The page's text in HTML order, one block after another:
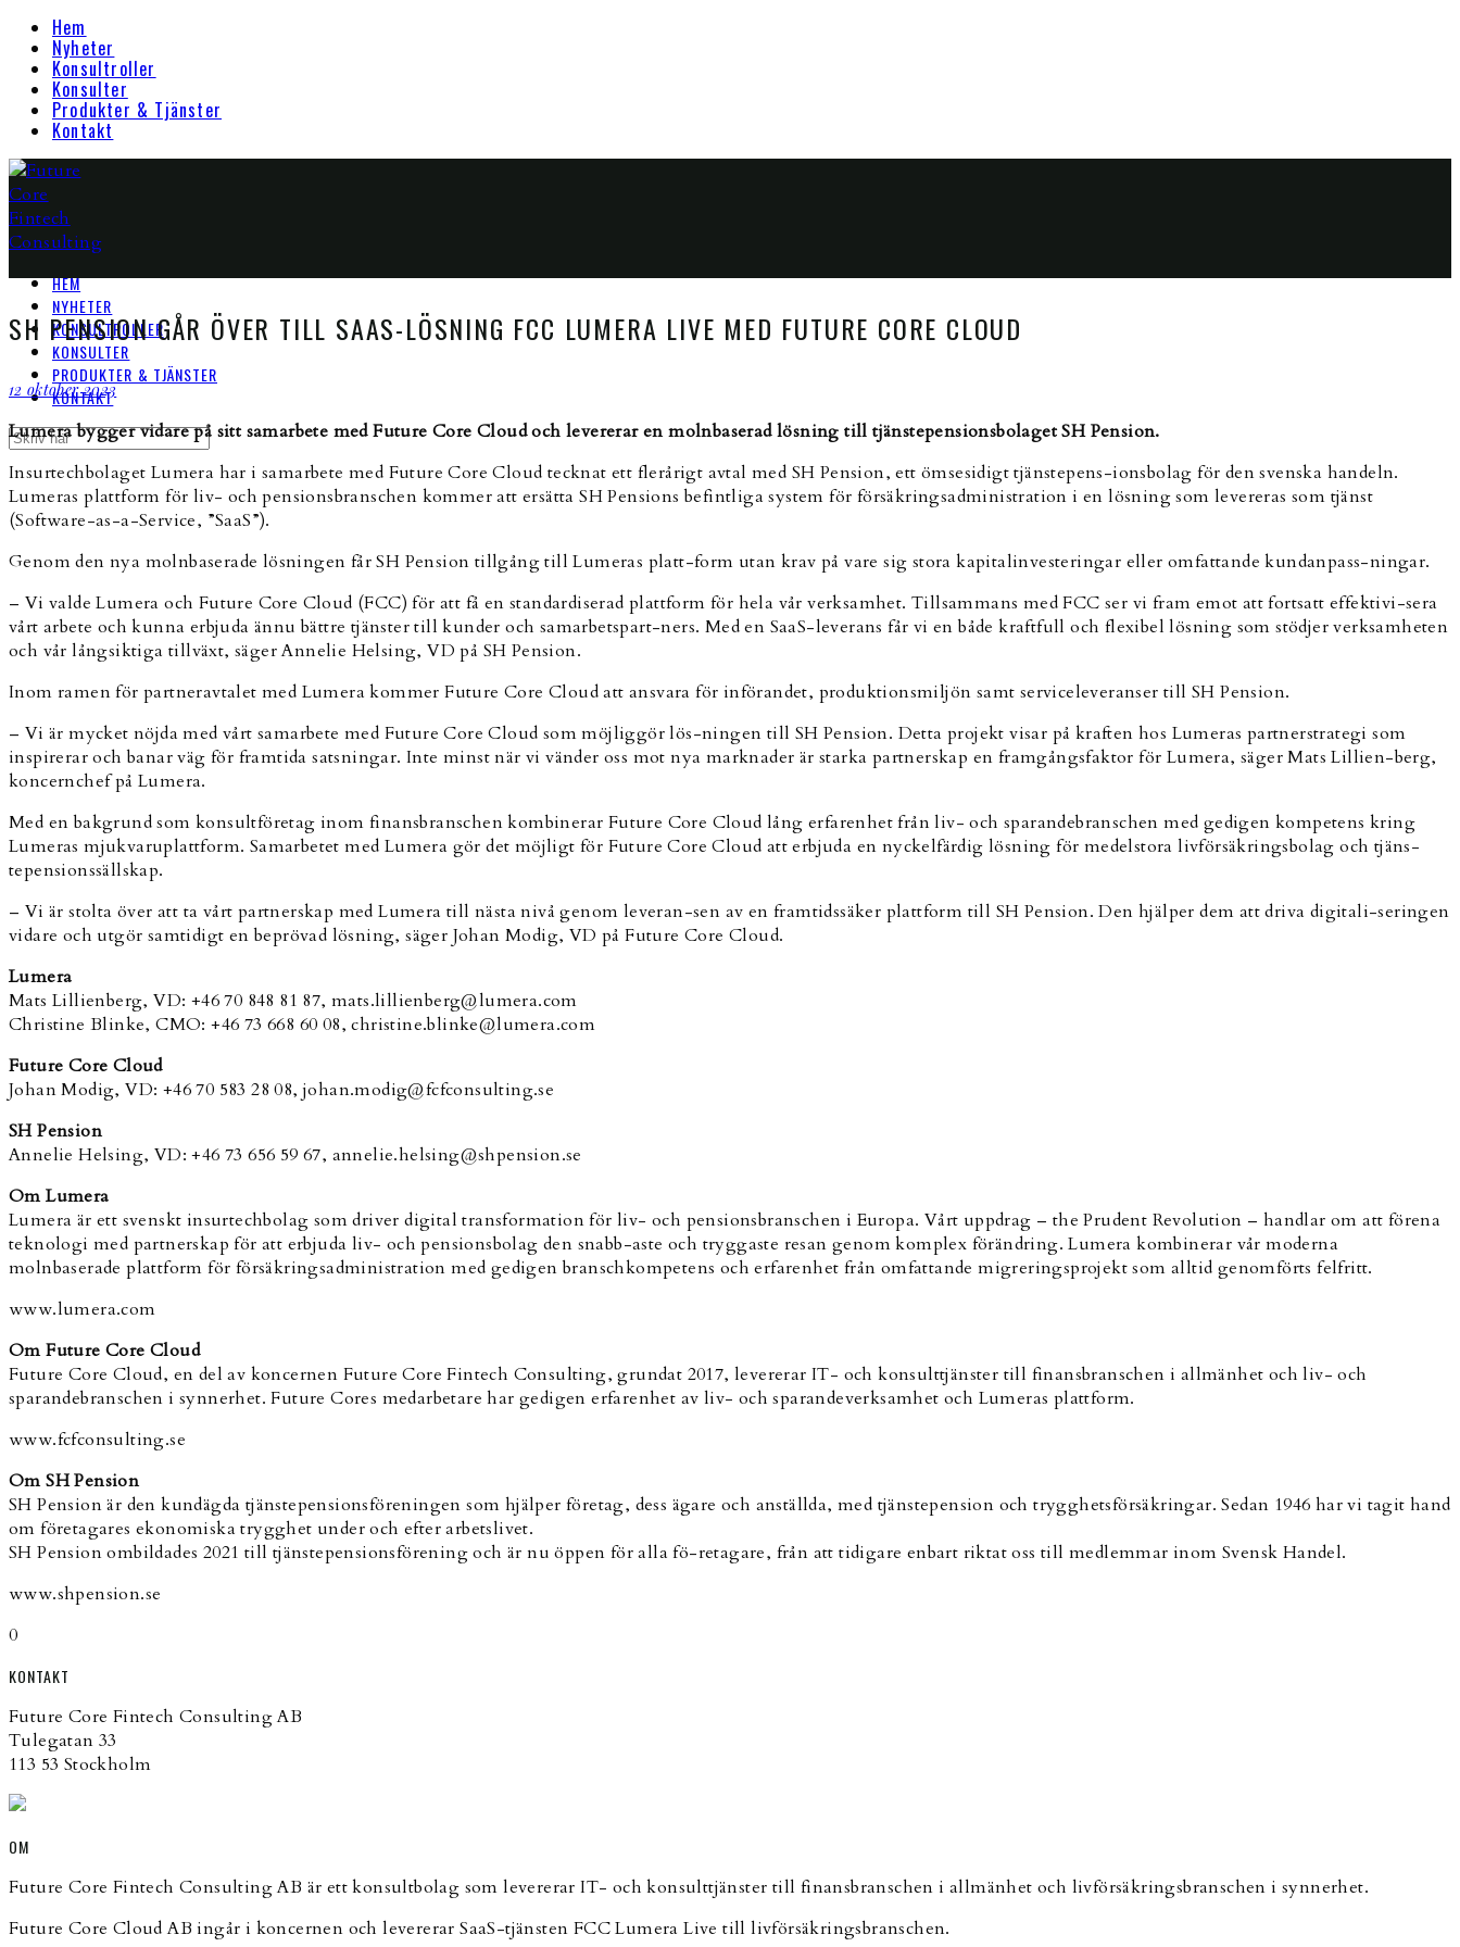
Hem
Nyheter
Konsultroller
Konsulter
Produkter & Tjänster
Kontakt
HEM
NYHETER
KONSULTROLLER
KONSULTER
PRODUKTER & TJÄNSTER
KONTAKT
SH PENSION GÅR ÖVER TILL SAAS-LÖSNING FCC LUMERA LIVE MED FUTURE CORE CLOUD
12 oktober 2023
Lumera bygger vidare på sitt samarbete med Future Core Cloud och levererar en molnbaserad lösning till tjänstepensionsbolaget SH Pension.
Insurtechbolaget Lumera har i samarbete med Future Core Cloud tecknat ett flerårigt avtal med SH Pension, ett ömsesidigt tjänstepens-ionsbolag för den svenska handeln.
Lumeras plattform för liv- och pensionsbranschen kommer att ersätta SH Pensions befintliga system för försäkringsadministration i en lösning som levereras som tjänst
(Software-as-a-Service, ”SaaS”).
Genom den nya molnbaserade lösningen får SH Pension tillgång till Lumeras platt-form utan krav på vare sig stora kapitalinvesteringar eller omfattande kundanpass-ningar.
– Vi valde Lumera och Future Core Cloud (FCC) för att få en standardiserad plattform för hela vår verksamhet. Tillsammans med FCC ser vi fram emot att fortsatt effektivi-sera
vårt arbete och kunna erbjuda ännu bättre tjänster till kunder och samarbetspart-ners. Med en SaaS-leverans får vi en både kraftfull och flexibel lösning som stödjer verksamheten
och vår långsiktiga tillväxt, säger Annelie Helsing, VD på SH Pension.
Inom ramen för partneravtalet med Lumera kommer Future Core Cloud att ansvara för införandet, produktionsmiljön samt serviceleveranser till SH Pension.
– Vi är mycket nöjda med vårt samarbete med Future Core Cloud som möjliggör lös-ningen till SH Pension. Detta projekt visar på kraften hos Lumeras partnerstrategi som
inspirerar och banar väg för framtida satsningar. Inte minst när vi vänder oss mot nya marknader är starka partnerskap en framgångsfaktor för Lumera, säger Mats Lillien-berg,
koncernchef på Lumera.
Med en bakgrund som konsultföretag inom finansbranschen kombinerar Future Core Cloud lång erfarenhet från liv- och sparandebranschen med gedigen kompetens kring
Lumeras mjukvaruplattform. Samarbetet med Lumera gör det möjligt för Future Core Cloud att erbjuda en nyckelfärdig lösning för medelstora livförsäkringsbolag och tjäns-
tepensionssällskap.
– Vi är stolta över att ta vårt partnerskap med Lumera till nästa nivå genom leveran-sen av en framtidssäker plattform till SH Pension. Den hjälper dem att driva digitali-seringen
vidare och utgör samtidigt en beprövad lösning, säger Johan Modig, VD på Future Core Cloud.
Lumera
Mats Lillienberg, VD: +46 70 848 81 87, mats.lillienberg@lumera.com
Christine Blinke, CMO: +46 73 668 60 08, christine.blinke@lumera.com
Future Core Cloud
Johan Modig, VD: +46 70 583 28 08, johan.modig@fcfconsulting.se
SH Pension
Annelie Helsing, VD: +46 73 656 59 67, annelie.helsing@shpension.se
Om Lumera
Lumera är ett svenskt insurtechbolag som driver digital transformation för liv- och pensionsbranschen i Europa. Vårt uppdrag – the Prudent Revolution – handlar om att förena
teknologi med partnerskap för att erbjuda liv- och pensionsbolag den snabb-aste och tryggaste resan genom komplex förändring. Lumera kombinerar vår moderna
molnbaserade plattform för försäkringsadministration med gedigen branschkompetens och erfarenhet från omfattande migreringsprojekt som alltid genomförts felfritt.
www.lumera.com
Om Future Core Cloud
Future Core Cloud, en del av koncernen Future Core Fintech Consulting, grundat 2017, levererar IT- och konsulttjänster till finansbranschen i allmänhet och liv- och
sparandebranschen i synnerhet. Future Cores medarbetare har gedigen erfarenhet av liv- och sparandeverksamhet och Lumeras plattform.
www.fcfconsulting.se
Om SH Pension
SH Pension är den kundägda tjänstepensionsföreningen som hjälper företag, dess ägare och anställda, med tjänstepension och trygghetsförsäkringar. Sedan 1946 har vi tagit hand
om företagares ekonomiska trygghet under och efter arbetslivet.
SH Pension ombildades 2021 till tjänstepensionsförening och är nu öppen för alla fö-retagare, från att tidigare enbart riktat oss till medlemmar inom Svensk Handel.
www.shpension.se
0
KONTAKT
Future Core Fintech Consulting AB
Tulegatan 33
113 53 Stockholm
OM
Future Core Fintech Consulting AB är ett konsultbolag som levererar IT- och konsulttjänster till finansbranschen i allmänhet och livförsäkringsbranschen i synnerhet.
Future Core Cloud AB ingår i koncernen och levererar SaaS-tjänsten FCC Lumera Live till livförsäkringsbranschen.